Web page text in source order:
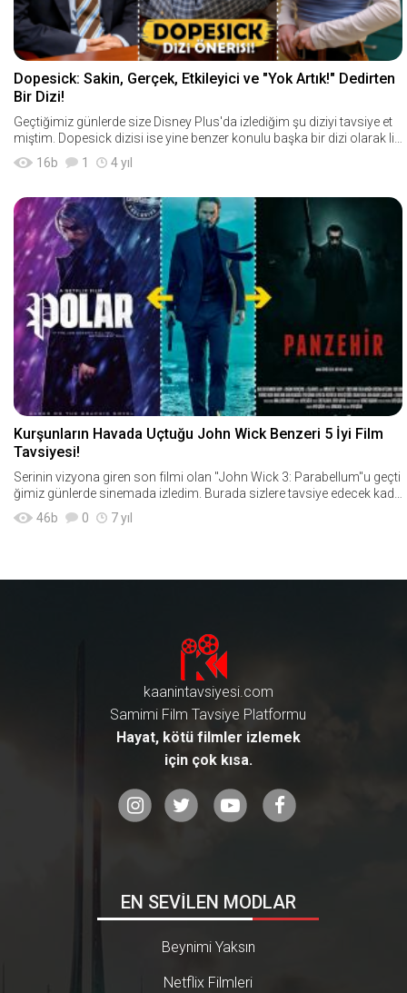
Dopesick: Sakin, Gerçek, Etkileyici ve "Yok Artık!" Dedirten
Bir Dizi!
Geçtiğimiz günlerde size Disney Plus'da izlediğim şu diziyi tavsiye et
miştim. Dopesick dizisi ise yine benzer konulu başka bir dizi olarak lis
temde öylece sıra
16b 1 4 yıl
Kurşunların Havada Uçtuğu John Wick Benzeri 5 İyi Film
Tavsiyesi!
Serinin vizyona giren son filmi olan "John Wick 3: Parabellum"u geçti
ğimiz günlerde sinemada izledim. Burada sizlere tavsiye edecek kada
r sevemedim fakat seri
46b 0 7 yıl
kaanintavsiyesi.com
Samimi Film Tavsiye Platformu
Hayat, kötü filmler izlemek
için çok kısa.
EN SEVİLEN MODLAR
Beynimi Yaksın
Netflix Filmleri